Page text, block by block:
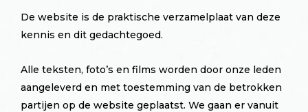
De website is de praktische verzamelplaat van deze
kennis en dit gedachtegoed.
Alle teksten, foto’s en films worden door onze leden
aangeleverd en met toestemming van de betrokken
partijen op de website geplaatst. We gaan er vanuit